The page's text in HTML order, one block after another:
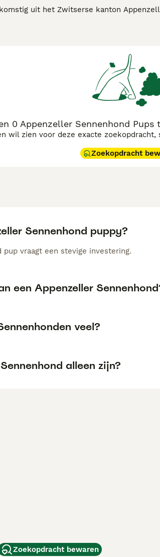
uit het Zwitserse kanton
met de Berner Sennenhond, Grote
adviespagina voor informatie over dit
0 Appenzeller Sennenhond
wil zien voor deze exacte
Zoekopdracht
Sennenhond puppy?
pup vraagt een stevige investering.
een Appenzeller
veel?
alleen zijn?
Zoekopdracht bewaren